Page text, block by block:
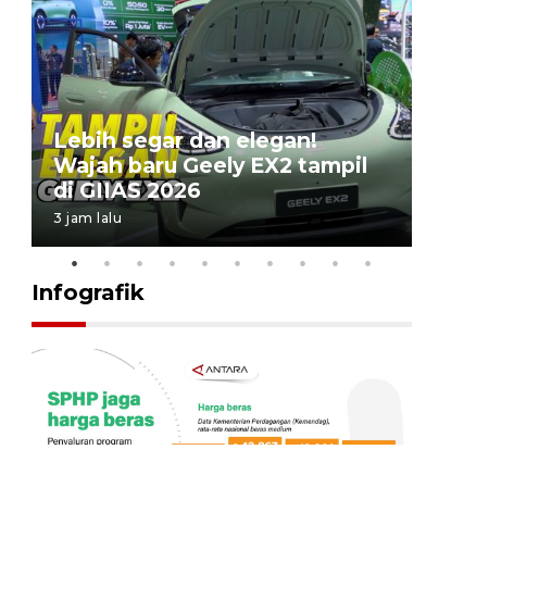
Lebih segar dan elegan!
Wajah baru Geely EX2 tampil
di GIIAS 2026
3 jam lalu
Infografik